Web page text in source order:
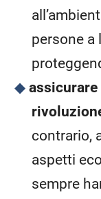
persone a
assicurare
contrario,
aspetti
sempre